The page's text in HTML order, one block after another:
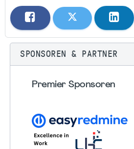
SPONSOREN & PARTNER
Premier Sponsoren